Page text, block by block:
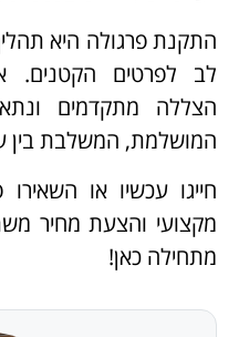
התקנת פרגולה היא
לב לפרטים הקטנים.
הצללה מתקדמים
המושלמת, המשלבת בין
חייגו עכשיו או
מקצועי והצעת מחיר
מתחילה כאן!